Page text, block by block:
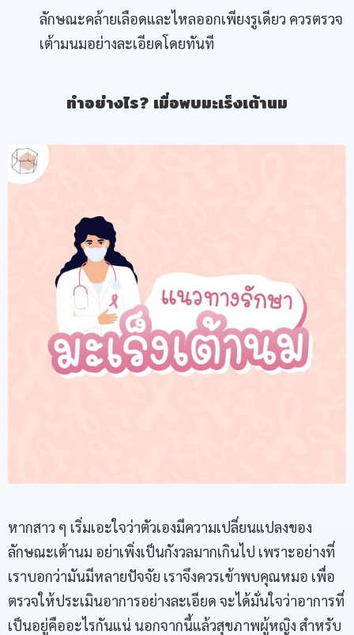
ลักษณะคล้ายเลือดและไหลออกเพียงรูเดียว ควรตรวจ
เต้ามนมอย่างละเอียดโดยทันที
ทำอย่างไร? เมื่อพบมะเร็งเต้านม
หากสาว ๆ เริ่มเอะใจว่าตัวเองมีความเปลี่ยนแปลงของ
ลักษณะเต้านม อย่าเพิ่งเป็นกังวลมากเกินไป เพราะอย่างที่
เราบอกว่ามันมีหลายปัจจัย เราจึงควรเข้าพบคุณหมอ เพื่อ
ตรวจให้ประเมินอาการอย่างละเอียด จะได้มั่นใจว่าอาการที่
เป็นอยู่คืออะไรกันแน่ นอกจากนี้แล้วสุขภาพผู้หญิง สำหรับ